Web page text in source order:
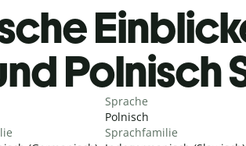
Polnisch
Sprache
Polnisch
Sprachfamilie